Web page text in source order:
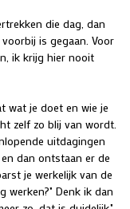
die dag, dan
is gegaan. Voor
ik krijg hier nooit
wat je doet en wie je
zelf zo blij van wordt.
uitdagingen
dan ontstaan er de
je werkelijk van de
werken?" Denk ik dan